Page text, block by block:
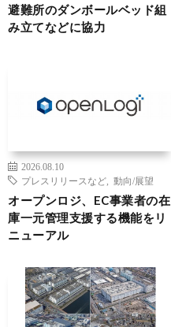
避難所のダンボールベッド組
み立てなどに協力
2026.08.10
プレスリリースなど
動向/展望
オープンロジ、EC事業者の在
庫一元管理支援する機能をリ
ニューアル